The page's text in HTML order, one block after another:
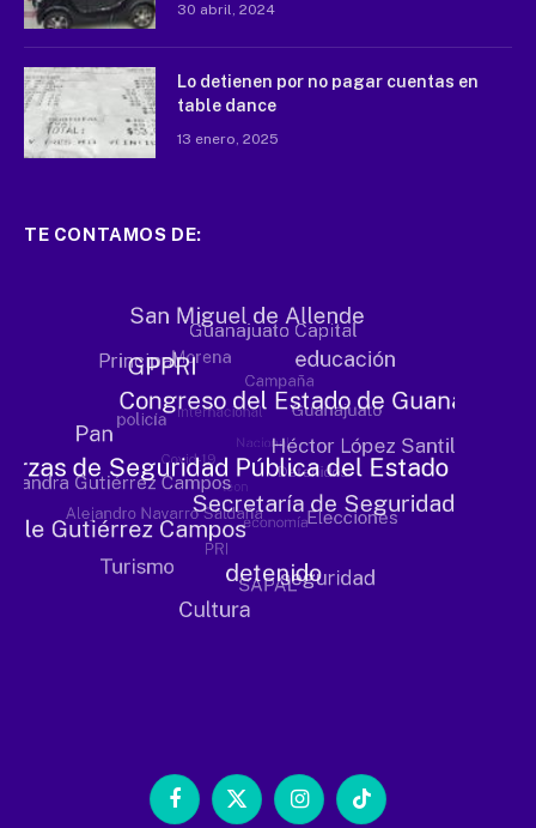
30 abril, 2024
Lo detienen por no pagar cuentas en
table dance
13 enero, 2025
TE CONTAMOS DE:
Facebook
X
InstagramTikTok